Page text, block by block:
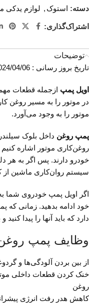
دسته: استوک , لوازم یدکی
اشتراک‌گذاری:
توضیحات
تاریخ بروز رسانی : 2024/04/06 – توسط :
اویل پمپ ازجمله قطعات
در موتور را به مسیر روغن
موتور را به وجود می‌آورد.
پمپ روغن داخل بلوک
روغن‌کاری موتور اشاره
خودرو دارند. پس اگر به هر
سیستم روان‌کاری ماشین از
اگر اویل پمپ خودروی شما
خود ادامه بدهید. زمانی
دارد که باید آنها را پیدا
وظایف پمپ
از بین بردن آلودگی‌ها و
خنک کردن قطعات داخلی
روغن
کاهش هدر رفت انرژی